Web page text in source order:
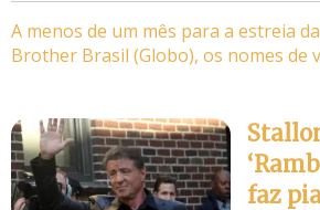
A menos de um mês para a estreia
Brother Brasil (Globo), os nomes de
faz